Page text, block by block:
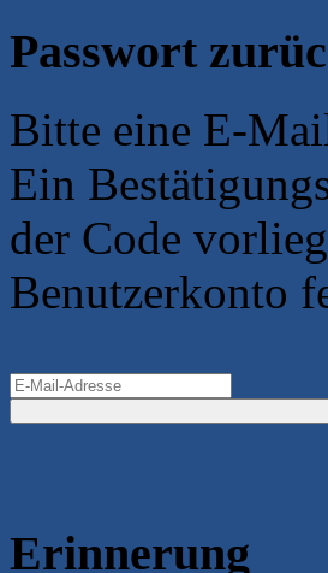
Passwort
Bitte eine E-
Ein
der Code
Benutzerkonto
Erinnerung